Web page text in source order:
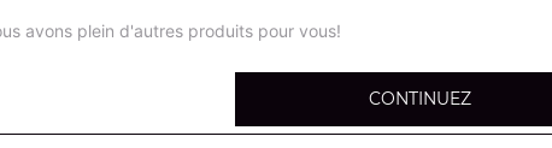
Tarte flambée nature
avons plein d'autres produits pour vous!
CONTINUEZ